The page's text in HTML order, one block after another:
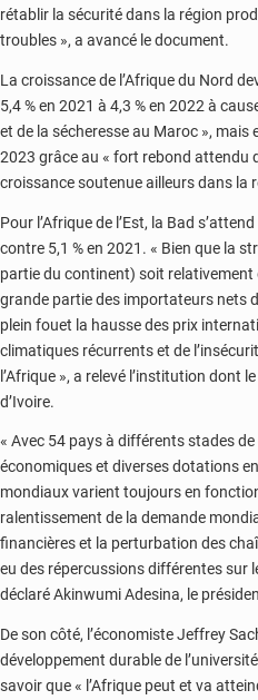
rétablir la sécurité dans la région
troubles », a avancé le document.
La croissance de l’Afrique du Nord
5,4 % en 2021 à 4,3 % en 2022 à
et de la sécheresse au Maroc », mais
2023 grâce au « fort rebond attendu
croissance soutenue ailleurs dans la
Pour l’Afrique de l’Est, la Bad
contre 5,1 % en 2021. « Bien que la
partie du continent) soit relativement
grande partie des importateurs nets
plein fouet la hausse des prix
climatiques récurrents et de
l’Afrique », a relevé l’institution dont
d’Ivoire.
« Avec 54 pays à différents stades
économiques et diverses dotations
mondiaux varient toujours en
ralentissement de la demande
financières et la perturbation des
eu des répercussions différentes sur
déclaré Akinwumi Adesina, le
De son côté, l’économiste Jeffrey
développement durable de
savoir que « l’Afrique peut et va